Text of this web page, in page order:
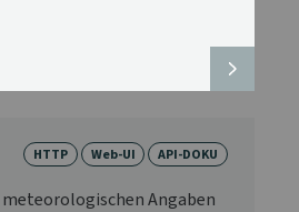
HTTP Web-UI API-DOKU
Angaben